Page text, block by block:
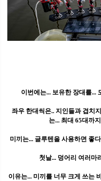
이번에는... 보유한 장대를...
좌우 한대씩은.. 지인들과 겹치
는... 최대 65대까
미끼는... 글루텐을 사용하면 좋
첫날... 덩어리 여러마
이유는... 미끼를 너무 크게 쓰는